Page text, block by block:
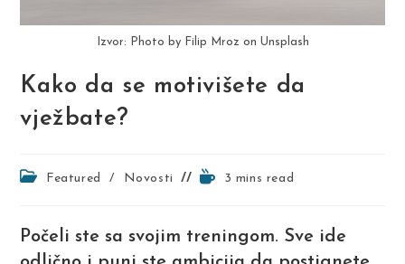
Izvor: Photo by Filip Mroz on Unsplash
Kako da se motivišete da
vježbate?
PostFeatured / Novosti
Reading3 mins read
Počeli ste sa svojim treningom. Sve ide